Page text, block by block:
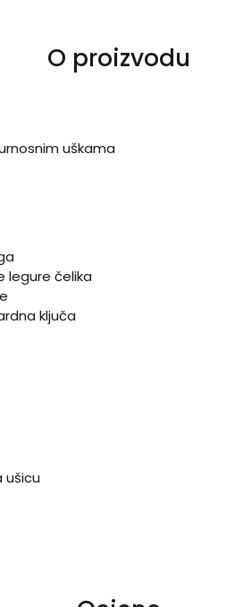
O proizvodu
uškama
legure čelika
ključa
ušicu